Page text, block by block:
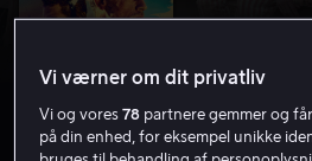
Vi værner om dit privatliv
Vi og vores78 partnere gemmer og
på din enhed, for eksempel unikke